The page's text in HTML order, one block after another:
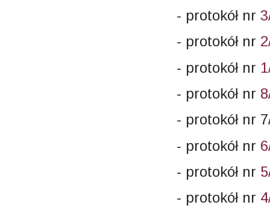
- protokół nr
- protokół nr
- protokół nr
- protokół nr
- protokół nr
- protokół nr
- protokół nr
- protokół nr